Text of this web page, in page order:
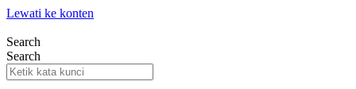
Lewati ke konten
Search
Search